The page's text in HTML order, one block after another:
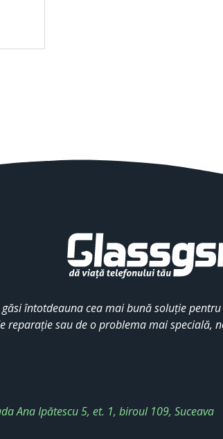
întotdeauna cea mai bună soluție
reparație sau de o problema mai specială,
Ana Ipătescu 5, et. 1, biroul 109, Suceava